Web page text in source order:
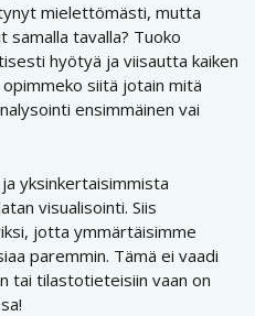
mielettömästi, mutta
tavalla? Tuoko
hyötyä ja viisautta kaiken
siitä jotain mitä
ensimmäinen vai
yksinkertaisimmista
visualisointi. Siis
jotta ymmärtäisimme
paremmin. Tämä ei vaadi
tai tilastotieteisiin vaan on